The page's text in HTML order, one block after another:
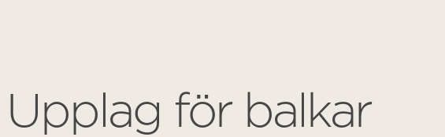
Upplag för balkar